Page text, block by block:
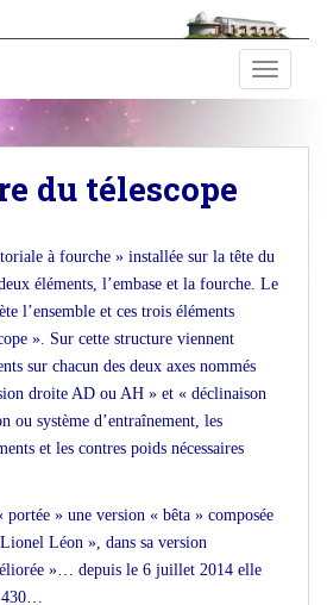
du télescope
à fourche » installée sur la tête du
éléments, l’embase et la fourche. Le
l’ensemble et ces trois éléments
». Sur cette structure viennent
sur chacun des deux axes nommés
droite AD ou AH » et « déclinaison
ou système d’entraînement, les
et les contres poids nécessaires
» une version « bêta » composée
Léon », dans sa version
»… depuis le 6 juillet 2014 elle
430…